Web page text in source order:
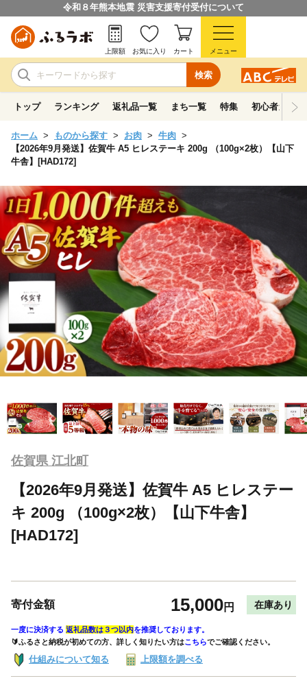
令和８年熊本地震 災害支援寄付受付について
検索
上限額 お気に入り カート メニュー
トップ ランキング 返礼品一覧 まち一覧 特集 初心者ガイド
ホーム ものから探す お肉
牛肉
【2026年9月発送】佐賀牛 A5 ヒレステーキ 200g （100g×2枚）【山下
牛舎】[HAD172]
佐賀県 江北町
【2026年9月発送】佐賀牛 A5 ヒレステー
キ 200g （100g×2枚）【山下牛舎】
[HAD172]
寄付金額 15,000円 在庫あり
一度に決済する 返礼品数は３つ以内を推奨しております。
🔰ふるさと納税が初めての方、詳しく知りたい方はこちらでご確認ください。
仕組みについて知る 上限額を調べる